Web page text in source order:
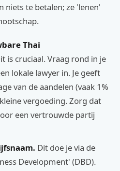
niets te betalen; ze 'lenen'
Thai
is cruciaal. Vraag rond in je
lokale lawyer in. Je geeft
van de aandelen (vaak 1%
vergoeding. Zorg dat
een vertrouwde partij
Dit doe je via de
Development' (DBD).